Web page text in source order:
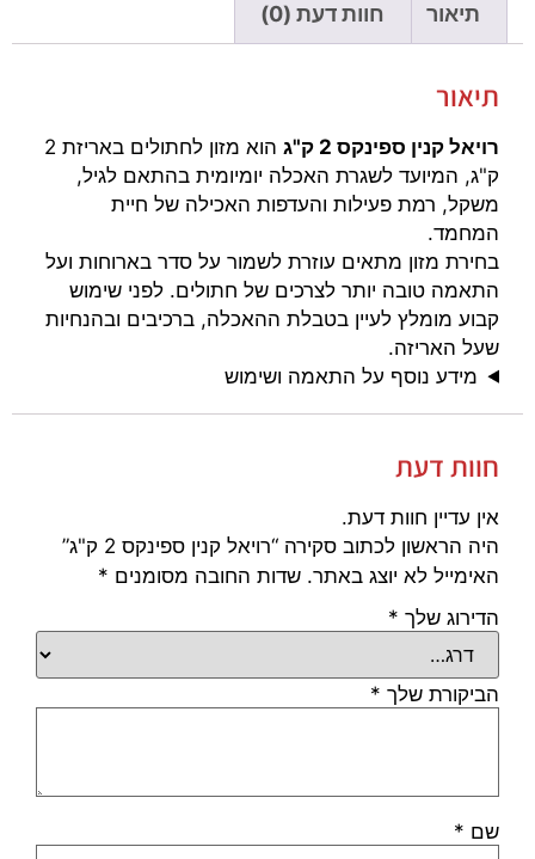
תיאור חוות דעת (0)
תיאור
רויאל קנין ספינקס 2 ק"ג
הוא מזון לחתולים באריזת 2
ק"ג, המיועד לשגרת האכלה יומיומית בהתאם לגיל,
משקל, רמת פעילות והעדפות האכילה של חיית
המחמד.
בחירת מזון מתאים עוזרת לשמור על סדר בארוחות ועל
התאמה טובה יותר לצרכים של חתולים. לפני שימוש
קבוע מומלץ לעיין בטבלת ההאכלה, ברכיבים ובהנחיות
שעל האריזה.
מידע נוסף על התאמה ושימוש
חוות דעת
אין עדיין חוות דעת.
היה הראשון לכתוב סקירה “רויאל קנין ספינקס 2 ק"ג”
האימייל לא יוצג באתר. שדות החובה מסומנים *
הדירוג שלך *
הביקורת שלך *
שם *